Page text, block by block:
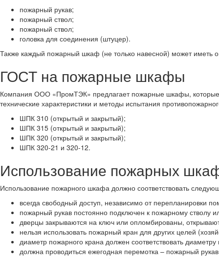
пожарный рукав;
пожарный ствол;
пожарный ствол;
головка для соединения (штуцер).
Также каждый пожарный шкаф (не только навесной) может иметь
ГОСТ на пожарные шкафы
Компания ООО «ПромТЭК» предлагает пожарные шкафы,
технические характеристики и методы испытания
ШПК 310 (открытый и закрытый);
ШПК 315 (открытый и закрытый);
ШПК 320 (открытый и закрытый);
ШПК 320-21 и 320-12.
Использование пожарных
Использование пожарного шкафа должно соответствовать
всегда свободный доступ, независимо от перепланировки
пожарный рукав постоянно подключен к пожарному стволу
дверцы закрываются на ключ или опломбированы,
нельзя использовать пожарный кран для других целей
диаметр пожарного крана должен соответствовать
должна проводиться ежегодная перемотка – пожарный